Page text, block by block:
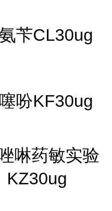
苄CL30ug
吩KF30ug
啉药敏实验
KZ30ug